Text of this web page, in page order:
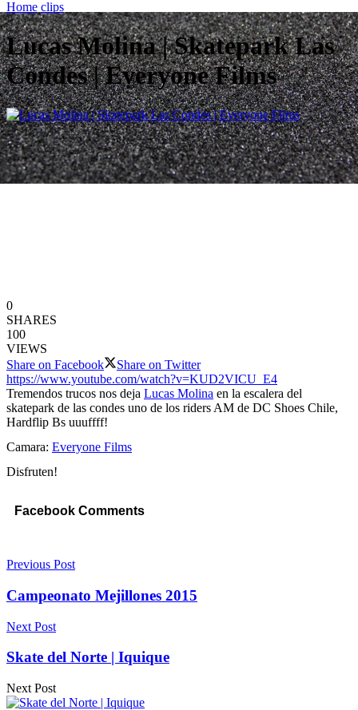
Home clips
Lucas Molina | Skatepark Las
Condes | Everyone Films
0
SHARES
100
VIEWS
Share on Facebook
Share on Twitter
https://www.youtube.com/watch?v=KUD2VICU_E4
Tremendos trucos nos deja Lucas Molina en la escalera del
skatepark de las condes uno de los riders AM de DC Shoes Chile,
Hardflip Bs uuuffff!
Camara: Everyone Films
Disfruten!
Facebook Comments
Previous Post
Campeonato Mejillones 2015
Next Post
Skate del Norte | Iquique
Next Post